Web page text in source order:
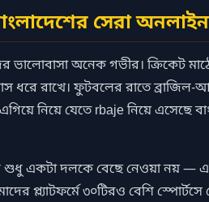
সেরা অনলাইন
ভালোবাসা অনেক গভীর। ক্রিকেট
ধরে রাখে। ফুটবলের রাতে ব্রাজিল-
নিয়ে যেতে rbaje নিয়ে এসেছে
শুধু একটা দলকে বেছে নেওয়া নয়
প্ল্যাটফর্মে ৩০টিরও বেশি স্পোর্টসে